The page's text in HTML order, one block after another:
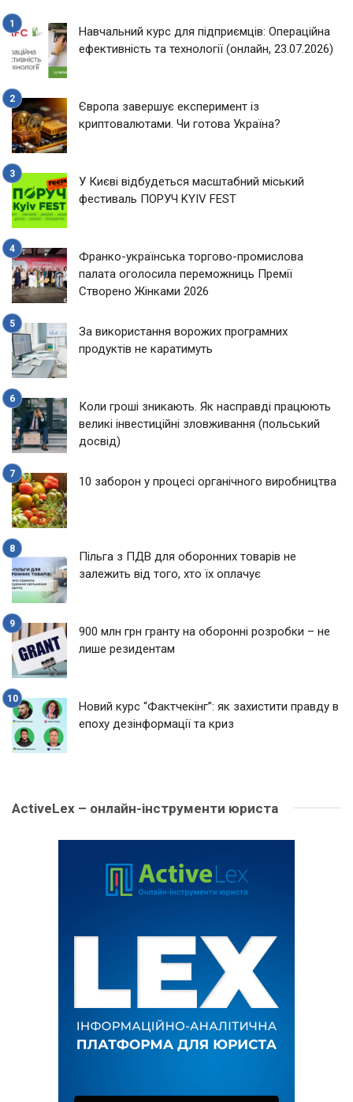
Навчальний курс для підприємців: Операційна
ефективність та технології (онлайн, 23.07.2026)
Європа завершує експеримент із
криптовалютами. Чи готова Україна?
У Києві відбудеться масштабний міський
фестиваль ПОРУЧ KYIV FEST
Франко-українська торгово-промислова
палата оголосила переможниць Премії
Створено Жінками 2026
За використання ворожих програмних
продуктів не каратимуть
Коли гроші зникають. Як насправді працюють
великі інвестиційні зловживання (польський
досвід)
10 заборон у процесі органічного виробництва
Пільга з ПДВ для оборонних товарів не
залежить від того, хто їх оплачує
900 млн грн гранту на оборонні розробки – не
лише резидентам
Новий курс “Фактчекінг”: як захистити правду в
епоху дезінформації та криз
ActiveLex – онлайн-інструменти юриста